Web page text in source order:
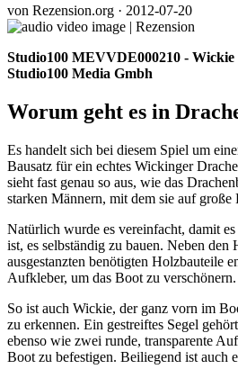
von Rezension.org · 2012-07-20
Studio100 MEVVDE000210 -
Studio100 Media Gmbh
Worum geht es in
Es handelt sich bei diesem Spiel um
Bausatz für ein echtes Wickinger
sieht fast genau so aus, wie das
starken Männern, mit dem sie auf große
Natürlich wurde es vereinfacht, damit
ist, es selbständig zu bauen. Neben den
ausgestanzten benötigten Holzbauteile
Aufkleber, um das Boot zu verschönern.
So ist auch Wickie, der ganz vorn im
zu erkennen. Ein gestreiftes Segel
ebenso wie zwei runde, transparente
Boot zu befestigen. Beiliegend ist auch